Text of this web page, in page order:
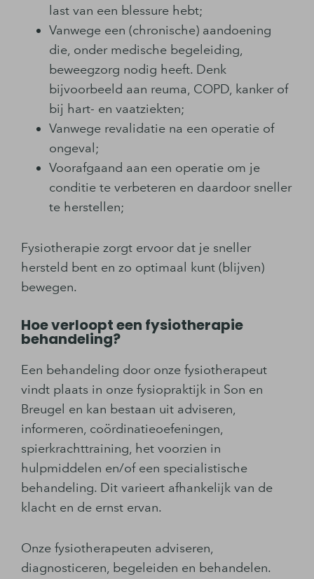
last van een blessure hebt;
Vanwege een (chronische) aandoening
die, onder medische begeleiding,
beweegzorg nodig heeft. Denk
bijvoorbeeld aan reuma, COPD, kanker of
bij hart- en vaatziekten;
Vanwege revalidatie na een operatie of
ongeval;
Voorafgaand aan een operatie om je
conditie te verbeteren en daardoor sneller
te herstellen;
Fysiotherapie zorgt ervoor dat je sneller
hersteld bent en zo optimaal kunt (blijven)
bewegen.
Hoe verloopt een fysiotherapie
behandeling?
Een behandeling door onze fysiotherapeut
vindt plaats in onze fysiopraktijk in Son en
Breugel en kan bestaan uit adviseren,
informeren, coördinatieoefeningen,
spierkrachttraining, het voorzien in
hulpmiddelen en/of een specialistische
behandeling. Dit varieert afhankelijk van de
klacht en de ernst ervan.
Onze fysiotherapeuten adviseren,
diagnosticeren, begeleiden en behandelen.